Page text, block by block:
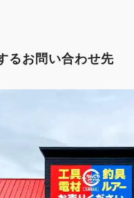
るお問い合わせ先